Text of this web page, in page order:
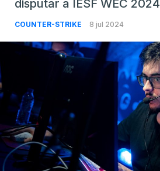
disputar a IESF WEC 2024
COUNTER-STRIKE 8 jul 2024